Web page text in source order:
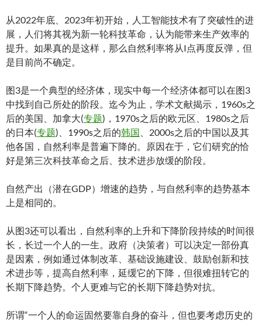
从2022年底、2023年初开始，人工智能技术有了突破性的进
展，人们将其视为新一轮科技革命，认为能带来生产效率的
提升。如果真的是这样，那么自然利率将从I点再度反弹，但
是目前尚不确定。
图3是一个典型的经济体，现实中每一个经济体都可以在图3
中找到自己所处的阶段。迄今为止，学术文献揭示，1960s之
后的美国、加拿大(专题)，1970s之后的欧元区、1980s之后
的日本(专题)、1990s之后的韩国 、2000s之后的中国以及其
他各国，自然利率是普遍下降的。原因在于，它们研究的恰
好是第三次科技革命之后、技术进步放缓的阶段。
自然产出（潜在GDP）增速的趋势，与自然利率的趋势基本
上是相同的。
从图3还可以看出，自然利率的上升和下降阶段持续的时间很
长，长过一个人的一生。政府（决策者）可以决定一部份真
是因素，例如通过体制改革、基础设施建设、鼓励创新和技
术进步等，提高自然利率，延缓它的下降，但很难扭转它的
长期下降趋势。个人更难与它的长期下降趋势对抗。
所谓“一个人的命运固然要靠自身的奋斗，但也要考虑历史的